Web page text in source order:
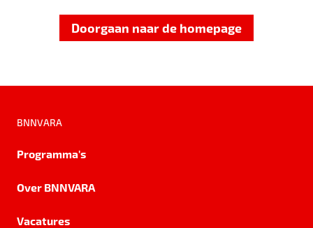
Doorgaan naar de homepage
BNNVARA
Programma's
Over BNNVARA
Vacatures